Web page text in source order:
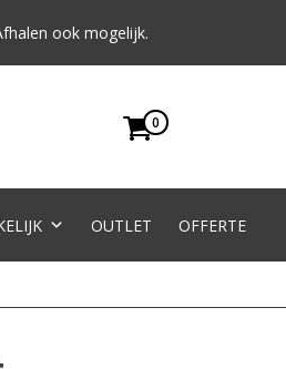
ook mogelijk.
0
OUTLET OFFERTE